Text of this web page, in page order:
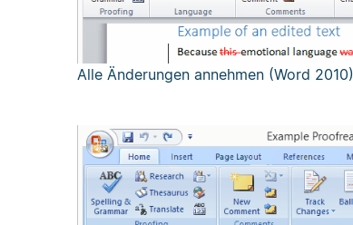
Alle Änderungen annehmen (Word 2010)